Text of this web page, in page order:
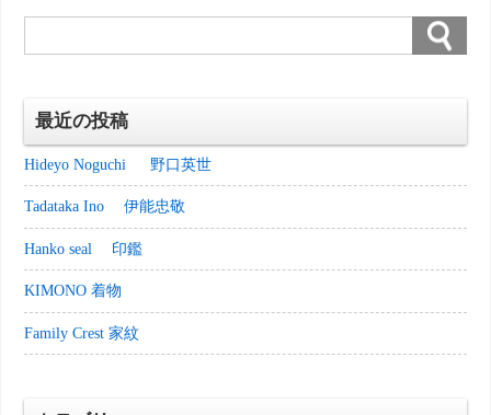
最近の投稿
Hideyo Noguchi 野口英世
Tadataka Ino 伊能忠敬
Hanko seal 印鑑
KIMONO 着物
Family Crest 家紋